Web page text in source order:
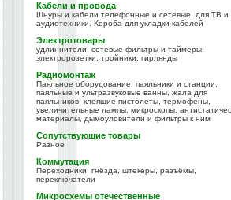
Кабели и провода
Шнуры и кабели телефонные и сетевые, для ТВ и
аудиотехники. Короба для укладки кабелей
Электротовары
удлиннители, сетевые фильтры и таймеры,
электророзетки, тройники, гирлянды
Радиомонтаж
Паяльное оборудование, паяльники и станции,
паяльные и ультразвуковые ванны, жала для
паяльников, клеящие пистолеты, термофены,
увеличительные лампы, микроскопы,
материалы, дымоуловители и фильтры к ним
Сопутствующие товары
Разное
Коммутация
Переходники, гнёзда, штекеры, разъёмы,
переключатели
Микросхемы отечественные